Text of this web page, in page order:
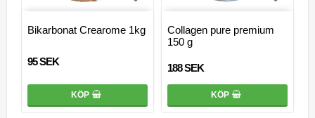
Bikarbonat Crearome 1kg
95 SEK
KÖP
Collagen pure premium
150 g
188 SEK
KÖP